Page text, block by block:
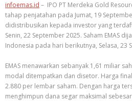
infoemas.id – IPO PT Merdeka Gold
tahap penjatahan pada Jumat, 19
didistribusikan kepada investor yang
Senin, 22 September 2025. Saham EMAS
Indonesia pada hari berikutnya, Selasa, 23
EMAS menawarkan sebanyak 1,61 miliar
modal ditempatkan dan disetor. Harga
2.880 per lembar saham. Dengan harga
menghimpun dana segar maksimal